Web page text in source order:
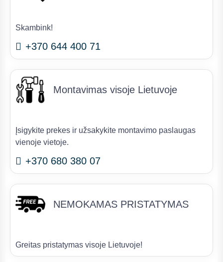
Skambink!
+370 644 400 71
Montavimas visoje Lietuvoje
Įsigykite prekes ir užsakykite montavimo paslaugas
vienoje vietoje.
+370 680 380 07
NEMOKAMAS PRISTATYMAS
Greitas pristatymas visoje Lietuvoje!